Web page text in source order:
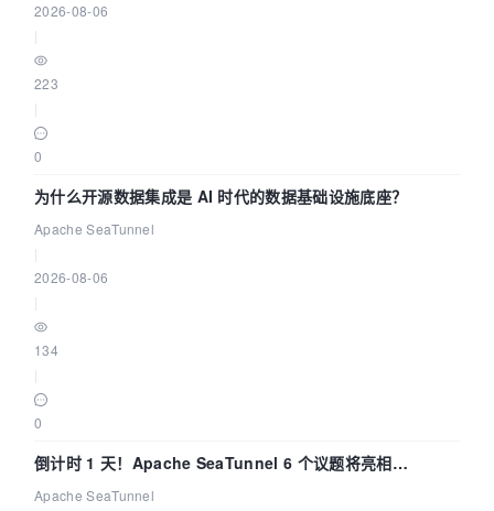
2026-08-06
223
0
为什么开源数据集成是 AI 时代的数据基础设施底座？
Apache SeaTunnel
2026-08-06
134
0
倒计时 1 天！Apache SeaTunnel 6 个议题将亮相
Community Over Code Asia 2026
Apache SeaTunnel